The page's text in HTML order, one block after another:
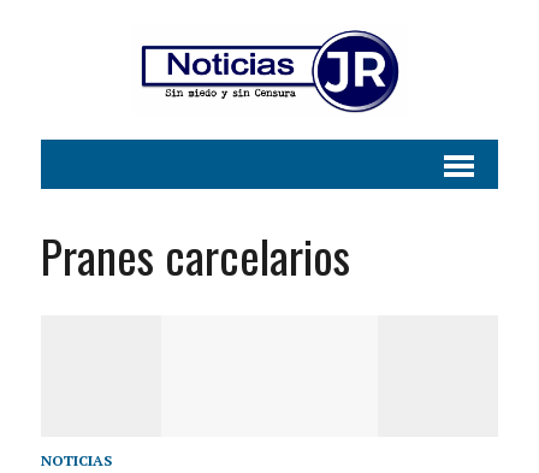
Pranes carcelarios
NOTICIAS